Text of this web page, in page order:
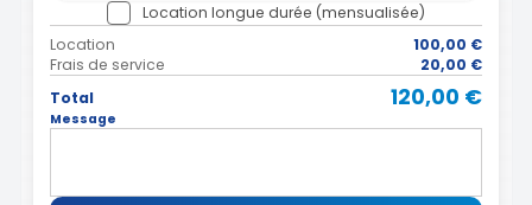
Location longue durée (mensualisée)
Location
100,00 €
Frais de service
20,00 €
Total
120,00 €
Message